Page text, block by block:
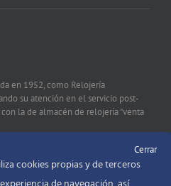
en 1952, como Relojería
su atención en el servicio post-
la de almacén de relojería "venta
Cerrar
cookies propias y de terceros